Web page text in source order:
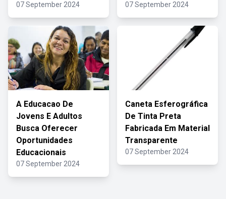
07 September 2024 07 September 2024
A Educacao De
Jovens E Adultos
Busca Oferecer
Oportunidades
Educacionais
07 September 2024
Caneta Esferográfica
De Tinta Preta
Fabricada Em Material
Transparente
07 September 2024